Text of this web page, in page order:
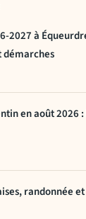
2027 à
démarches
en août 2026
randonnée